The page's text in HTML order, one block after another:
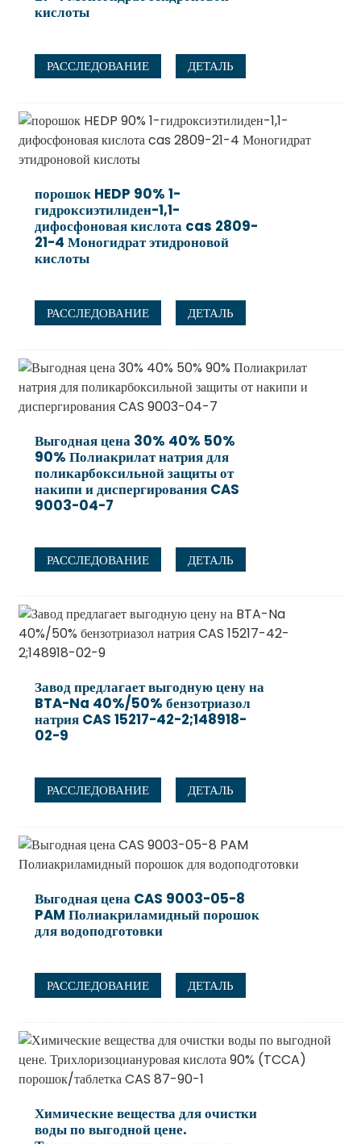
кислоты
РАССЛЕДОВАНИЕ ДЕТАЛЬ
порошок HEDP 90% 1-
гидроксиэтилиден-1,1-
дифосфоновая кислота cas 2809-
21-4 Моногидрат этидроновой
кислоты
РАССЛЕДОВАНИЕ ДЕТАЛЬ
Выгодная цена 30% 40% 50%
90% Полиакрилат натрия для
поликарбоксильной защиты от
накипи и диспергирования CAS
9003-04-7
РАССЛЕДОВАНИЕ ДЕТАЛЬ
Завод предлагает выгодную цену на
BTA-Na 40%/50% бензотриазол
натрия CAS 15217-42-2;148918-
02-9
РАССЛЕДОВАНИЕ ДЕТАЛЬ
Выгодная цена CAS 9003-05-8
PAM Полиакриламидный порошок
для водоподготовки
РАССЛЕДОВАНИЕ ДЕТАЛЬ
Химические вещества для очистки
воды по выгодной цене.